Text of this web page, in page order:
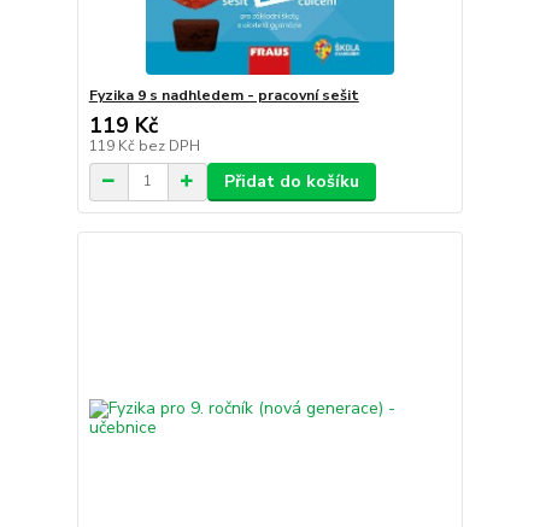
Fyzika 9 s nadhledem - pracovní sešit
119 Kč
119 Kč bez DPH
Přidat do košíku